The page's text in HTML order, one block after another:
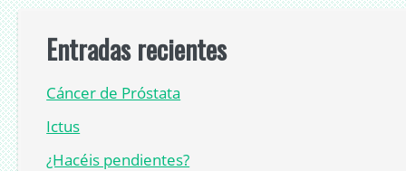
Entradas recientes
Cáncer de Próstata
Ictus
¿Hacéis pendientes?